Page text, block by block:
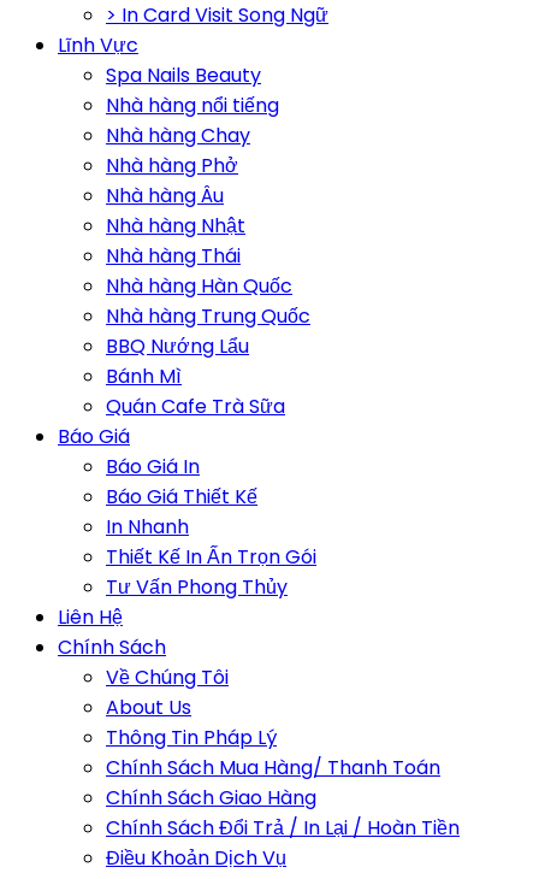
> In Card Visit Song Ngữ
Lĩnh Vực
Spa Nails Beauty
Nhà hàng nổi tiếng
Nhà hàng Chay
Nhà hàng Phở
Nhà hàng Âu
Nhà hàng Nhật
Nhà hàng Thái
Nhà hàng Hàn Quốc
Nhà hàng Trung Quốc
BBQ Nướng Lẩu
Bánh Mì
Quán Cafe Trà Sữa
Báo Giá
Báo Giá In
Báo Giá Thiết Kế
In Nhanh
Thiết Kế In Ấn Trọn Gói
Tư Vấn Phong Thủy
Liên Hệ
Chính Sách
Về Chúng Tôi
About Us
Thông Tin Pháp Lý
Chính Sách Mua Hàng/ Thanh Toán
Chính Sách Giao Hàng
Chính Sách Đổi Trả / In Lại / Hoàn Tiền
Điều Khoản Dịch Vụ